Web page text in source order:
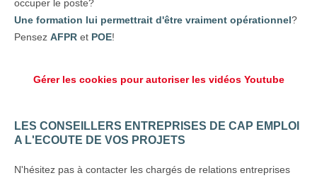
occuper le poste?
Une formation lui permettrait d'être vraiment opérationnel?
Pensez AFPR et POE!
Gérer les cookies pour autoriser les vidéos Youtube
LES CONSEILLERS ENTREPRISES DE CAP EMPLOI
A L'ECOUTE DE VOS PROJETS
N'hésitez pas à contacter les chargés de relations entreprises